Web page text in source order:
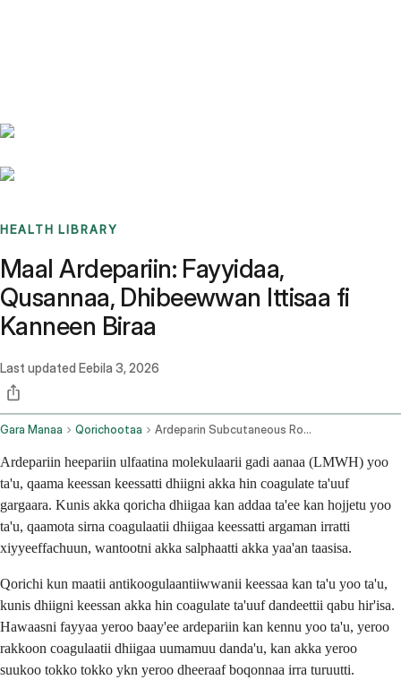
HEALTH LIBRARY
Maal Ardepariin: Fayyidaa,
Qusannaa, Dhibeewwan Ittisaa fi
Kanneen Biraa
Last updated Eebila 3, 2026
Gara Manaa Qorichootaa Ardeparin Subcutaneous Route
Ardepariin heepariin ulfaatina molekulaarii gadi aanaa (LMWH) yoo
ta'u, qaama keessan keessatti dhiigni akka hin coagulate ta'uuf
gargaara. Kunis akka qoricha dhiigaa kan addaa ta'ee kan hojjetu yoo
ta'u, qaamota sirna coagulaatii dhiigaa keessatti argaman irratti
xiyyeeffachuun, wantootni akka salphaatti akka yaa'an taasisa.
Qorichi kun maatii antikoogulaantiiwwanii keessaa kan ta'u yoo ta'u,
kunis dhiigni keessan akka hin coagulate ta'uuf dandeettii qabu hir'isa.
Hawaasni fayyaa yeroo baay'ee ardepariin kan kennu yoo ta'u, yeroo
rakkoon coagulaatii dhiigaa uumamuu danda'u, kan akka yeroo
suukoo tokko tokko ykn yeroo dheeraaf boqonnaa irra turuutti.